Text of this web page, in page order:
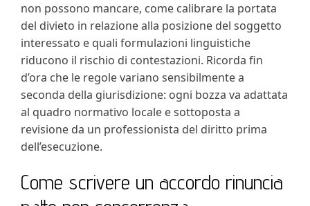
non possono mancare, come calibrare la portata
del divieto in relazione alla posizione del soggetto
interessato e quali formulazioni linguistiche
riducono il rischio di contestazioni. Ricorda fin
d’ora che le regole variano sensibilmente a
seconda della giurisdizione: ogni bozza va adattata
al quadro normativo locale e sottoposta a
revisione da un professionista del diritto prima
dell’esecuzione.
Come scrivere un accordo rinuncia